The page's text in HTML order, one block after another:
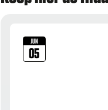
JUN
05